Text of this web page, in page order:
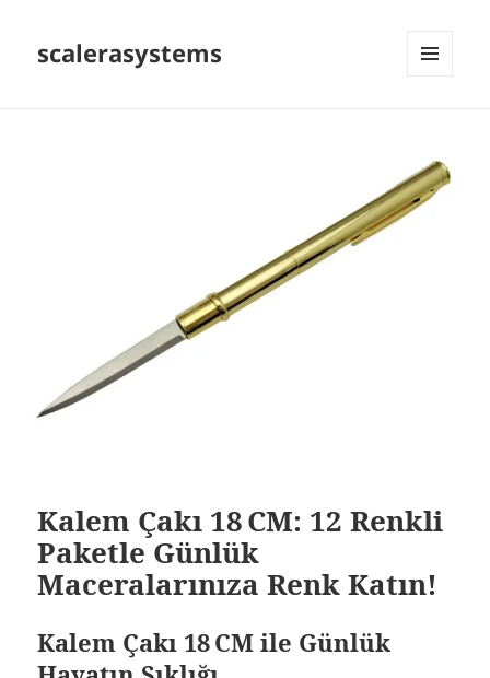
scalerasystems
Kalem Çakı 18 CM: 12 Renkli
Paketle Günlük
Maceralarınıza Renk Katın!
Kalem Çakı 18 CM ile Günlük